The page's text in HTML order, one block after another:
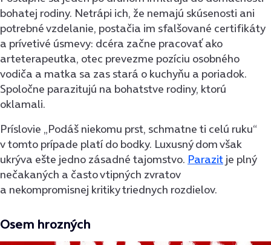
bohatej rodiny. Netrápi ich, že nemajú skúsenosti ani
potrebné vzdelanie, postačia im sfalšované certifikáty
a prívetivé úsmevy: dcéra začne pracovať ako
arteterapeutka, otec prevezme pozíciu osobného
vodiča a matka sa zas stará o kuchyňu a poriadok.
Spoločne parazitujú na bohatstve rodiny, ktorú
oklamali.
Príslovie „Podáš niekomu prst, schmatne ti celú ruku“
v tomto prípade platí do bodky. Luxusný dom však
ukrýva ešte jedno zásadné tajomstvo. Parazit je plný
nečakaných a často vtipných zvratov
a nekompromisnej kritiky triednych rozdielov.
Osem hrozných